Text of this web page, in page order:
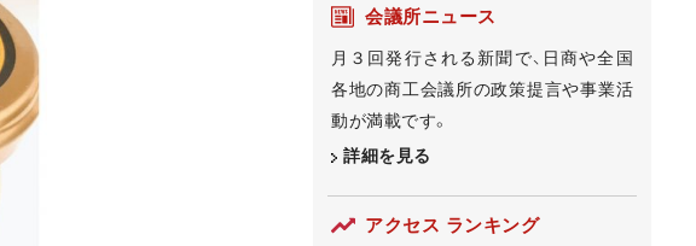
会議所ニュース
月３回発行される新聞で、日商や全国
各地の商工会議所の政策提言や事業活
動が満載です。
詳細を見る
アクセス ランキング